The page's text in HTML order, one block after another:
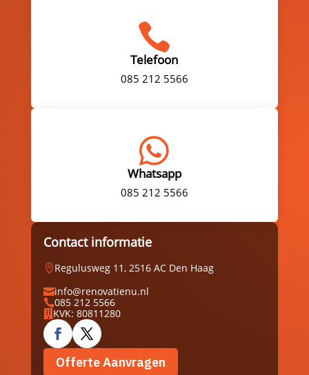

Telefoon
085 212 5566

Whatsapp
085 212 5566
Contact informatie
Regulusweg 11, 2516 AC Den Haag
info@renovatienu.nl
085 212 5566
 KVK: 80811280
Offerte Aanvragen